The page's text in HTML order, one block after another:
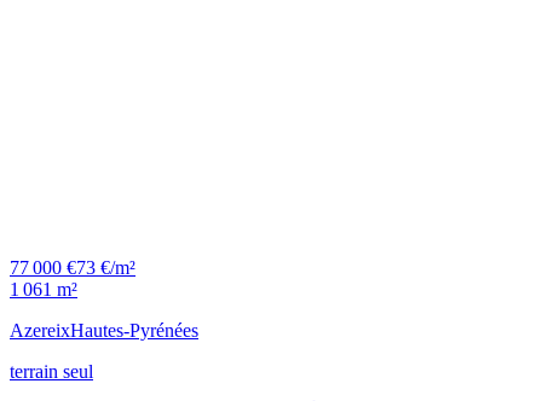
77 000 €73 €/m²
1 061 m²
AzereixHautes-Pyrénées
terrain seul